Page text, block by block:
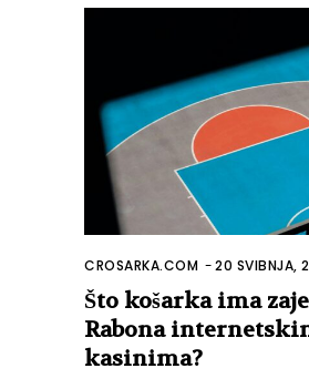
CROSARKA.COM -20 SVIBNJA,
Što košarka ima
Rabona
kasinima?